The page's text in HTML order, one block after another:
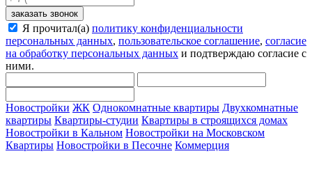
заказать звонок
Я прочитал(а) политику конфиденциальности
персональных данных, пользовательское соглашение, согласие
на обработку персональных данных и подтверждаю согласие с
ними.
Новостройки ЖК Однокомнатные квартиры Двухкомнатные
квартиры Квартиры-студии Квартиры в строящихся домах
Новостройки в Кальном Новостройки на Московском
Квартиры Новостройки в Песочне Коммерция